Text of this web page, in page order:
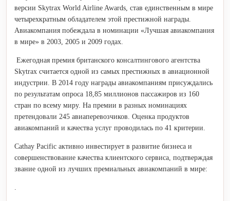
версии Skytrax World Airline Awards, став единственным в мире
четырехкратным обладателем этой престижной награды.
Авиакомпания побеждала в номинации «Лучшая авиакомпания
в мире» в 2003, 2005 и 2009 годах.
Ежегодная премия британского консалтингового агентства
Skytrax считается одной из самых престижных в авиационной
индустрии. В 2014 году награды авиакомпаниям присуждались
по результатам опроса 18,85 миллионов пассажиров из 160
стран по всему миру. На премии в разных номинациях
претендовали 245 авиаперевозчиков. Оценка продуктов
авиакомпаний и качества услуг проводилась по 41 критерии.
Cathay Pacific активно инвестирует в развитие бизнеса и
совершенствование качества клиентского сервиса, подтверждая
звание одной из лучших премиальных авиакомпаний в мире: